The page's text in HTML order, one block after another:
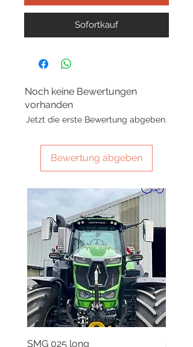
Sofortkauf
Noch keine Bewertungen
vorhanden
Jetzt die erste Bewertung abgeben.
Bewertung abgeben
SMG 025 long
SMG